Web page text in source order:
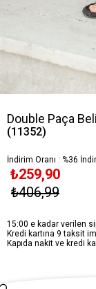
Double Paça
(11352)
İndirim Oranı : %36
₺406,99
₺259,90
15:00 e kadar verilen
Kredi kartına 9 taksit
Kapıda nakit ve kredi